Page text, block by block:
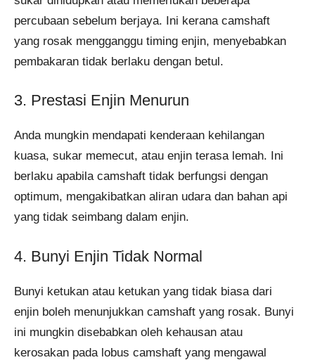
percubaan sebelum berjaya. Ini kerana camshaft
yang rosak mengganggu timing enjin, menyebabkan
pembakaran tidak berlaku dengan betul.
3. Prestasi Enjin Menurun
Anda mungkin mendapati kenderaan kehilangan
kuasa, sukar memecut, atau enjin terasa lemah. Ini
berlaku apabila camshaft tidak berfungsi dengan
optimum, mengakibatkan aliran udara dan bahan api
yang tidak seimbang dalam enjin.
4. Bunyi Enjin Tidak Normal
Bunyi ketukan atau ketukan yang tidak biasa dari
enjin boleh menunjukkan camshaft yang rosak. Bunyi
ini mungkin disebabkan oleh kehausan atau
kerosakan pada lobus camshaft yang mengawal